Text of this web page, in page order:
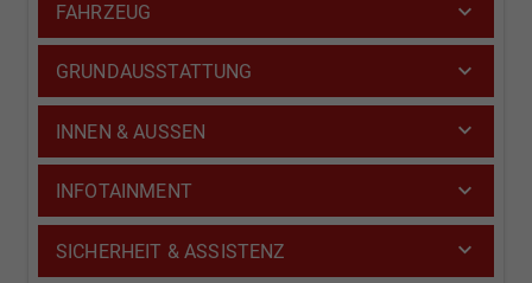
FAHRZEUG
GRUNDAUSSTATTUNG
INNEN & AUSSEN
INFOTAINMENT
SICHERHEIT & ASSISTENZ